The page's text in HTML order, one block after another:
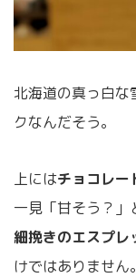
北海道の真っ白な
クなんだそう。
上にはチョコレー
一見「甘そう？」
細挽きのエスプレ
けではありません。